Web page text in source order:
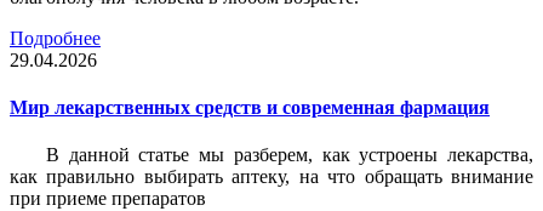
Подробнее
29.04.2026
Мир лекарственных средств и современная фармация
В данной статье мы разберем, как устроены лекарства,
как правильно выбирать аптеку, на что обращать внимание
при приеме препаратов